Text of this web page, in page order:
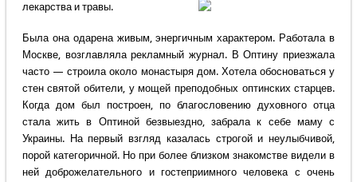
лекарства и травы.
Была она одарена живым, энергичным характером. Работала в
Москве, возглавляла рекламный журнал. В Оптину приезжала
часто — строила около монастыря дом. Хотела обосноваться у
стен святой обители, у мощей преподобных оптинских старцев.
Когда дом был построен, по благословению духовного отца
стала жить в Оптиной безвыездно, забрала к себе маму с
Украины. На первый взгляд казалась строгой и неулыбчивой,
порой категоричной. Но при более близком знакомстве видели в
ней доброжелательного и гостеприимного человека с очень